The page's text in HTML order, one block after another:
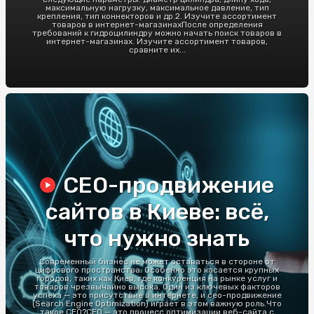
максимальную нагрузку, максимальное давление, тип
крепления, тип коннекторов и др.2. Изучите ассортимент
товаров в интернет-магазинахПосле определения
требований к гидроцилиндру можно начать поиск товаров в
интернет-магазинах. Изучите ассортимент товаров,
сравните их...
СЕО-продвижение
сайтов в Киеве: всё,
что нужно знать
Современный бизнес не может оставаться в стороне от
цифрового пространства. Особенно это касается крупных
городов, таких как Киев, где конкуренция на рынке услуг и
товаров чрезвычайно высока. Один из ключевых факторов
успеха — это присутствие в интернете, и сео-продвижение
(Search Engine Optimization) играет в этом важную роль.Что
такое СЕО?СЕО — это процесс оптимизации веб-сайта с